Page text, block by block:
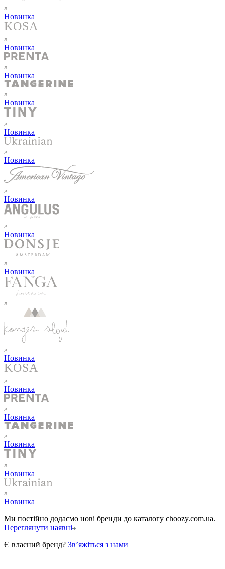
Новинка
Новинка
Новинка
Новинка
Новинка
Новинка
Новинка
Новинка
Новинка
Новинка
Новинка
Новинка
Новинка
Новинка
Новинка
Ми постійно додаємо нові бренди до каталогу choozy.com.ua.
Переглянути наявні
Є власний бренд? Звʼяжіться з нами